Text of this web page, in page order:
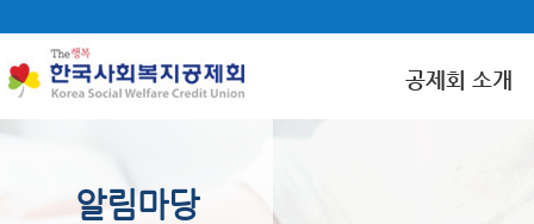
공제회 소개
알림마당